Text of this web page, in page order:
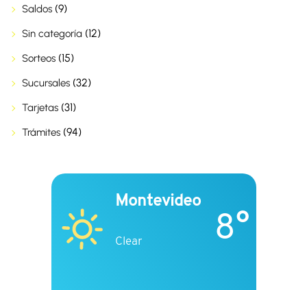
Saldos (9)
Sin categoría (12)
Sorteos (15)
Sucursales (32)
Tarjetas (31)
Trámites (94)
Montevideo
Clear 8°